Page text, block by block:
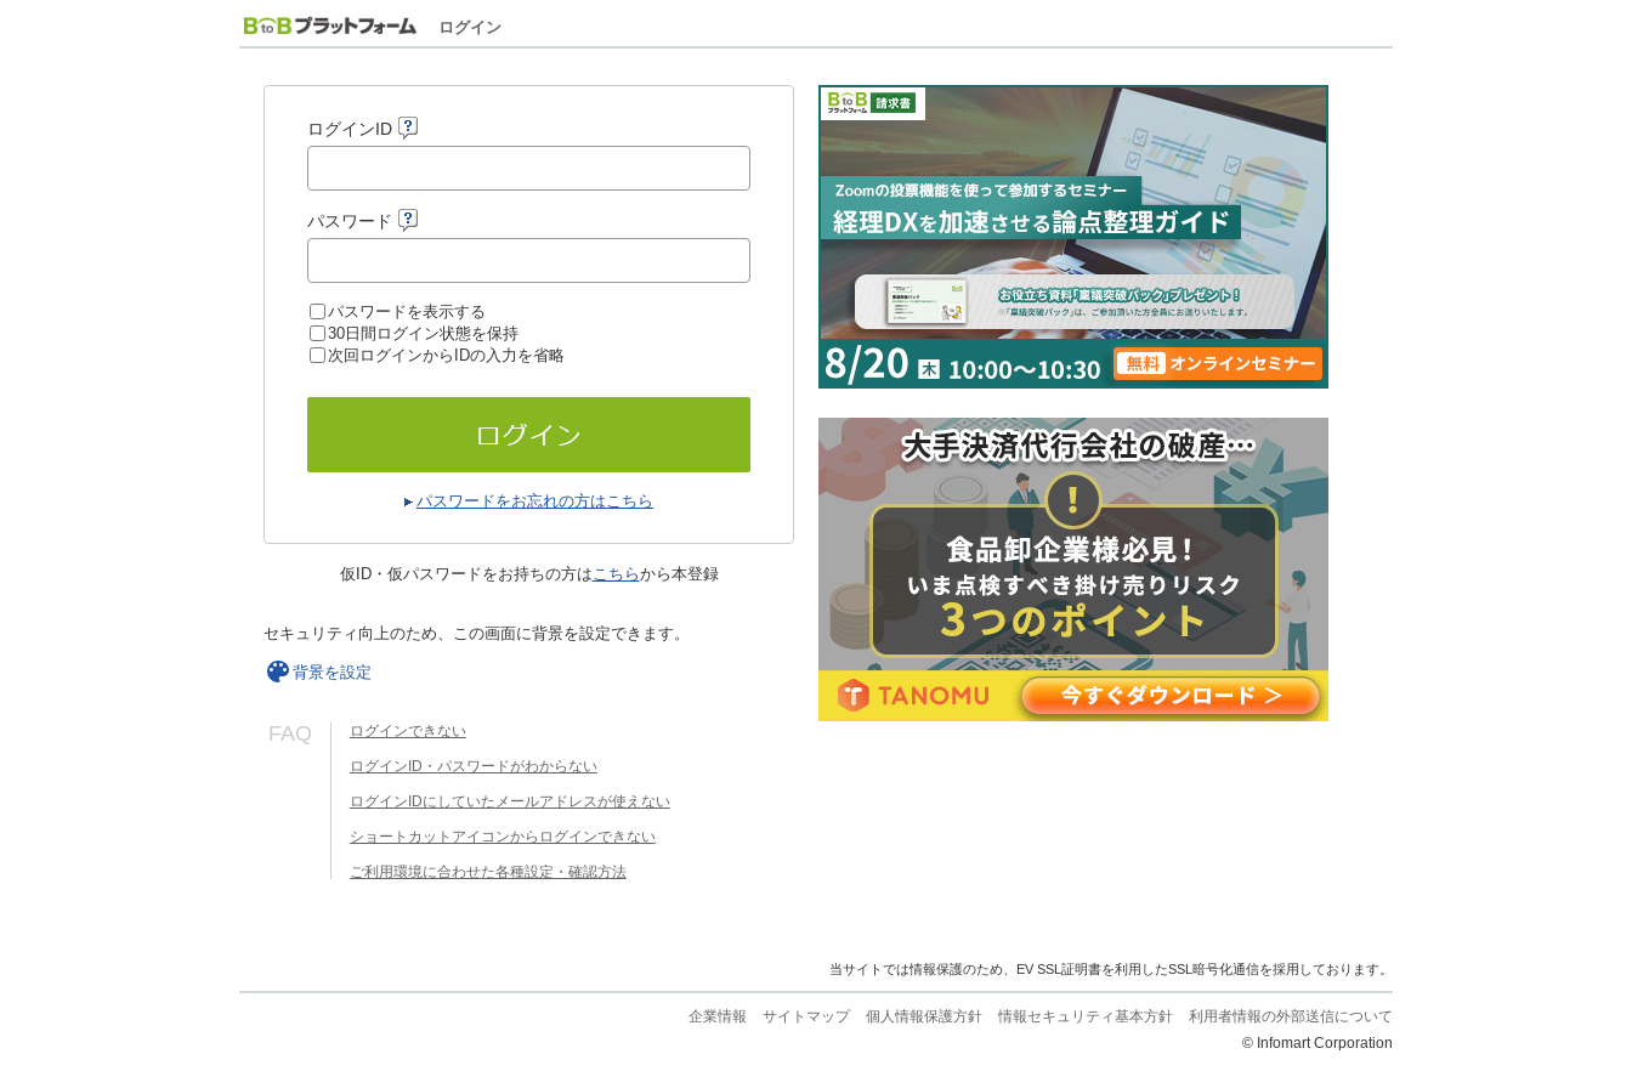
ログイン
ログインID
パスワード
パスワードを表示する
30日間ログイン状態を保持
次回ログインからIDの入力を省略
パスワードをお忘れの方はこちら
仮ID・仮パスワードをお持ちの方はこちらから本登録
セキュリティ向上のため、この画面に背景を設定できます。
背景を設定
FAQ ログインできない
ログインID・パスワードがわからない
ログインIDにしていたメールアドレスが使えない
ショートカットアイコンからログインできない
ご利用環境に合わせた各種設定・確認方法
当サイトでは情報保護のため、EV SSL証明書を利用したSSL暗号化通信を採用しております。
企業情報 サイトマップ 個人情報保護方針 情報セキュリティ基本方針
利用者情報の外部送信について
© Infomart Corporation